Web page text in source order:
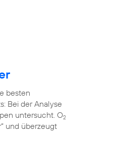
besten
Bei der Analyse
untersucht. O2
und überzeugt